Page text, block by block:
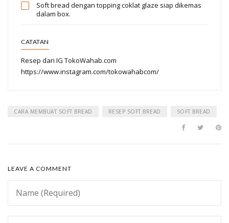
Soft bread dengan topping coklat glaze siap dikemas
dalam box.
CATATAN
Resep dari IG TokoWahab.com
https://www.instagram.com/tokowahabcom/
CARA MEMBUAT SOFT BREAD RESEP SOFT BREAD SOFT BREAD
LEAVE A COMMENT